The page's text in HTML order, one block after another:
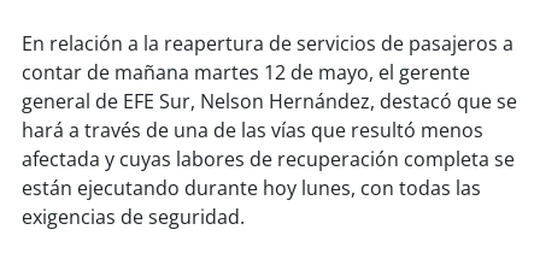
En relación a la reapertura de servicios de pasajeros a
contar de mañana martes 12 de mayo, el gerente
general de EFE Sur, Nelson Hernández, destacó que se
hará a través de una de las vías que resultó menos
afectada y cuyas labores de recuperación completa se
están ejecutando durante hoy lunes, con todas las
exigencias de seguridad.